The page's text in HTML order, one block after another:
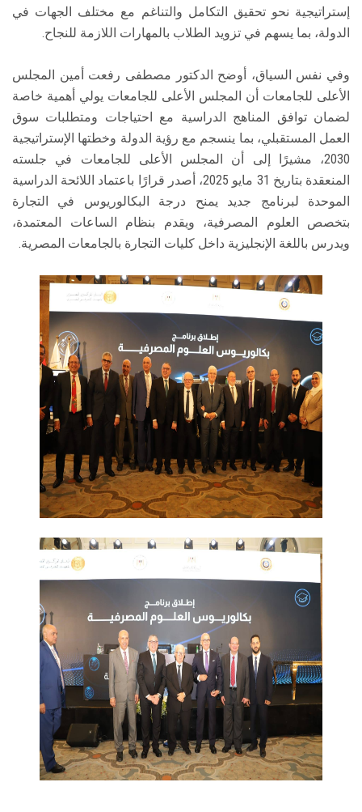
إستراتيجية نحو تحقيق التكامل والتناغم مع مختلف الجهات في
الدولة، بما يسهم في تزويد الطلاب بالمهارات اللازمة للنجاح.
وفي نفس السياق، أوضح الدكتور مصطفى رفعت أمين المجلس
الأعلى للجامعات أن المجلس الأعلى للجامعات يولي أهمية خاصة
لضمان توافق المناهج الدراسية مع احتياجات ومتطلبات سوق
العمل المستقبلي، بما ينسجم مع رؤية الدولة وخطتها الإستراتيجية
2030، مشيرًا إلى أن المجلس الأعلى للجامعات في جلسته
المنعقدة بتاريخ 31 مايو 2025، أصدر قرارًا باعتماد اللائحة الدراسية
الموحدة لبرنامج جديد يمنح درجة البكالوريوس في التجارة
بتخصص العلوم المصرفية، ويقدم بنظام الساعات المعتمدة،
ويدرس باللغة الإنجليزية داخل كليات التجارة بالجامعات المصرية.